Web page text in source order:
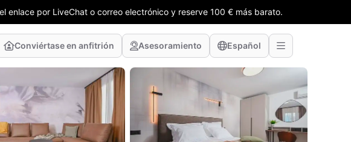
enlace por LiveChat o correo electrónico y reserve 100 € más barato.
Conviértase en anfitrión Asesoramiento Español